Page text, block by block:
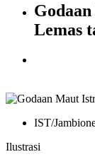
Lemas
IST/
Ilustrasi